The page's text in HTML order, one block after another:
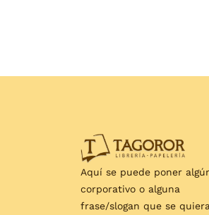
Aquí se puede poner
corporativo o alguna
frase/slogan que se quiera